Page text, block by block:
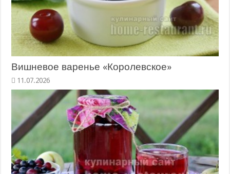
Вишневое варенье «Королевское»
11.07.2026